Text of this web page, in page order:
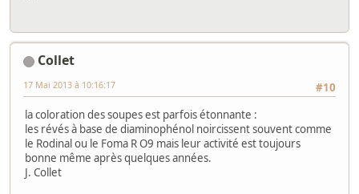
Collet
#10
17 Mai 2013 à 10:16:17
la coloration des soupes est parfois étonnante :
les révés à base de diaminophénol noircissent souvent comme
le Rodinal ou le Foma R O9 mais leur activité est toujours
bonne même après quelques années.
J. Collet